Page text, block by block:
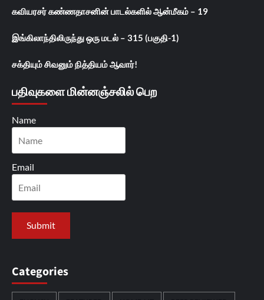
கவியரசர் கண்ணதாசனின் பாடல்களில் ஆன்மீகம் – 19
இங்கிலாந்திலிருந்து ஒரு மடல் – 315 (பகுதி-1)
சக்தியும் சிவனும் நித்தியம் ஆவார்!
பதிவுகளை மின்னஞ்சலில் பெற
Name
Email
Categories